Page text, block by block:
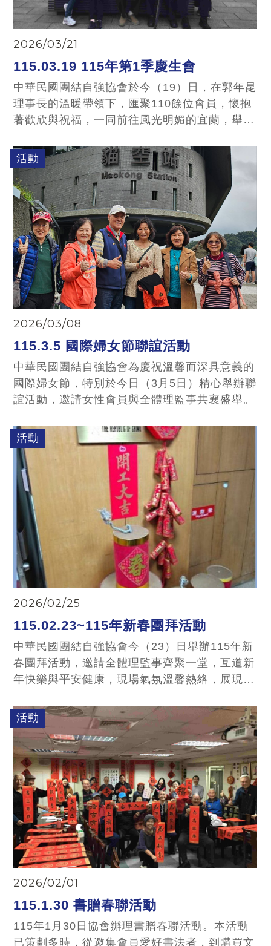
2026/03/21
115.03.19 115年第1季慶生會
中華民國團結自強協會於今（19）日，在郭年昆
理事長的溫暖帶領下，匯聚110餘位會員，懷抱
著歡欣與祝福，一同前往風光明媚的宜蘭，舉辦
活動
2026/03/08
115.3.5 國際婦女節聯誼活動
中華民國團結自強協會為慶祝溫馨而深具意義的
國際婦女節，特別於今日（3月5日）精心舉辦聯
誼活動，邀請女性會員與全體理監事共襄盛舉。
活動
2026/02/25
115.02.23~115年新春團拜活動
中華民國團結自強協會今（23）日舉辦115年新
春團拜活動，邀請全體理監事齊聚一堂，互道新
年快樂與平安健康，現場氣氛溫馨熱絡，展現團
後，先由監事會召集人及副理事長分別致賀詞，
期勉新的一年全體理監事持續攜手合作，在會務
推動上精進創新，並祝福大家身體健康、萬事順
遂。
活動
2026/02/01
115.1.30 書贈春聯活動
115年1月30日協會辦理書贈春聯活動。本活動
已策劃多時，從邀集會員愛好書法者，到購買文